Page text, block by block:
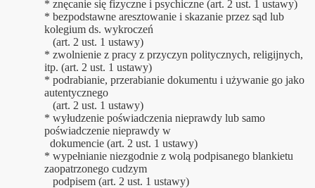
* znęcanie się fizyczne i psychiczne (art. 2 ust. 1 ustawy)
* bezpodstawne aresztowanie i skazanie przez sąd lub
kolegium ds. wykroczeń
(art. 2 ust. 1 ustawy)
* zwolnienie z pracy z przyczyn politycznych, religijnych,
itp. (art. 2 ust. 1 ustawy)
* podrabianie, przerabianie dokumentu i używanie go jako
autentycznego
(art. 2 ust. 1 ustawy)
* wyłudzenie poświadczenia nieprawdy lub samo
poświadczenie nieprawdy w
dokumencie (art. 2 ust. 1 ustawy)
* wypełnianie niezgodnie z wolą podpisanego blankietu
zaopatrzonego cudzym
podpisem (art. 2 ust. 1 ustawy)